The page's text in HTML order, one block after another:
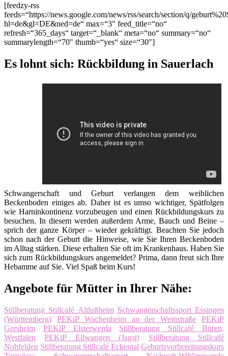
[feedzy-rss
feeds=“https://news.google.com/news/rss/search/section/q/
hl=de&gl=DE&ned=de“ max=“3″ feed_title=“no“
refresh=“365_days“ target=“_blank“ meta=“no“ summary=“no“
summarylength=“70″ thumb=“yes“ size=“30″]
Es lohnt sich: Rückbildung in Sauerlach
Schwangerschaft und Geburt verlangen dem weiblichen
Beckenboden einiges ab. Daher ist es umso wichtiger, Spätfolgen
wie Harninkontinenz vorzubeugen und einen Rückbildungskurs zu
besuchen. In diesem werden außerdem Arme, Bauch und Beine –
sprich der ganze Körper – wieder gekräftigt. Beachten Sie jedoch
schon nach der Geburt die Hinweise, wie Sie Ihren Beckenboden
im Alltag stärken. Diese erhalten Sie oft im Krankenhaus. Haben Sie
sich zum Rückbildungskurs angemeldet? Prima, dann freut sich Ihre
Hebamme auf Sie. Viel Spaß beim Kurs!
Angebote für Mütter in Ihrer Nähe:
Stillberatung Stillcafé Altlußheim Schwangerschaftssport Essingen
(Württemberg)
PEKiP Wachenheim an der Weinstraße
PEKiP
Gersheim
PEKiP Elsterwerda
Stillberatung Stillcafé Büren,
Westfalen
PEKiP Ellwangen (Jagst)
Stillberatung Stillcafé
Nohfelden Stillberatung Stillcafé Eckental Geburtsvorbereitungskurs